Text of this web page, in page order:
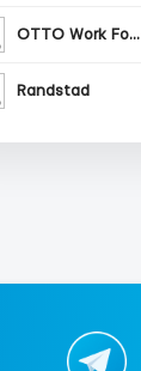
OTTO Work Force
Randstad